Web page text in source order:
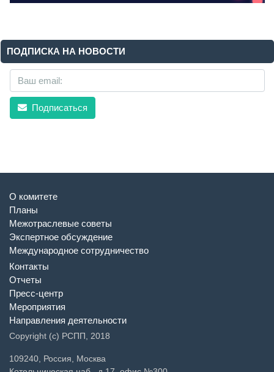
ПОДПИСКА НА НОВОСТИ
Подписаться
О комитете
Планы
Межотраслевые советы
Экспертное обсуждение
Международное сотрудничество
Контакты
Отчеты
Пресс-центр
Мероприятия
Направления деятельности
Copyright (c) РСПП, 2018
109240, Россия, Москва